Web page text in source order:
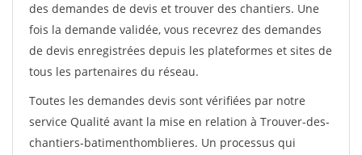
des demandes de devis et trouver des chantiers. Une
fois la demande validée, vous recevrez des demandes
de devis enregistrées depuis les plateformes et sites de
tous les partenaires du réseau.
Toutes les demandes devis sont vérifiées par notre
service Qualité avant la mise en relation à Trouver-des-
chantiers-batimenthomblieres. Un processus qui